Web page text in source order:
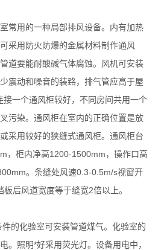
常用的一种局部排风设备。内有加热
采用防火防爆的金属材料制作通风
道要能耐酸碱气体腐蚀。风机可安装
震动和噪音的装臵，排气管应高于屋
一个通风柜较好，不同房间共用一个
污染。通风柜在室内的正确位置是放
采用较好的狭缝式通风柜。通风柜台
，柜内净高1200-1500mm，操作口高
。条缝处风速0.3-0.5m/s视窗开
后风道宽度等于缝宽2倍以上。
件的化验室可安装管道煤气。化验室的
。照明*好采用荧光灯。设备用电中，